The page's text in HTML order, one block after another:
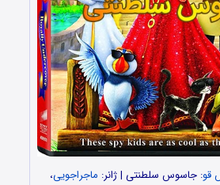
قو: جاسوس سلطنتی | ژانر: ماجراجویی،